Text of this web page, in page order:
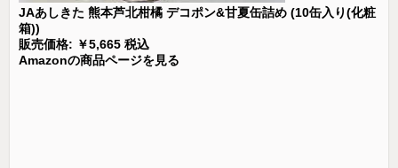
JAあしきた 熊本芦北柑橘 デコポン&甘夏缶詰め (10缶入り(化粧
箱))
販売価格: ￥5,665 税込
Amazonの商品ページを見る